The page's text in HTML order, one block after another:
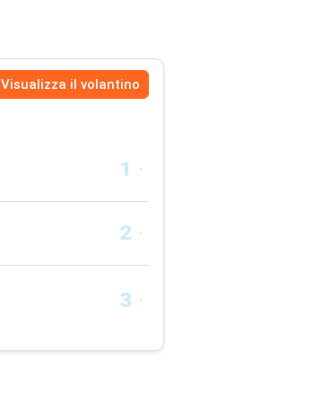
Visualizza il volantino